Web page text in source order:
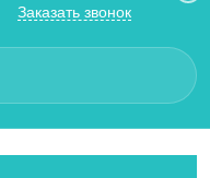
Заказать звонок